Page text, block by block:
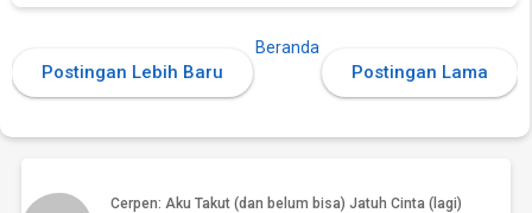
Postingan Lebih Baru Postingan Lama
Beranda
gaya hidup?
Cerpen: Aku Takut (dan belum bisa) Jatuh Cinta (lagi)